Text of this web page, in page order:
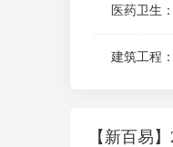
医药卫生：
建筑工程：
【新百易